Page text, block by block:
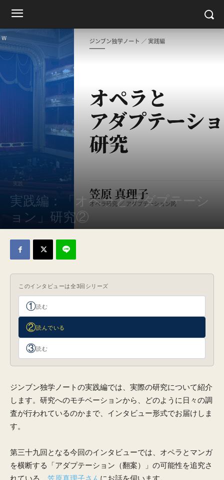
実践
実践編：「オペラとアダプテーシ
ョン」研究②
このインタビューは全3回シリーズ
①読む
②読んでいる
③読む
ジンブン独学ノートの実践編では、実際の研究について紹介
します。研究へのモチベーションから、どのように日々の調
査が行われているのかまで、インタビュー形式でお届けしま
す。
第三十九回となる今回のインタビューでは、オペラとマンガ
を横断する「アダプテーション（翻案）」の可能性を追究さ